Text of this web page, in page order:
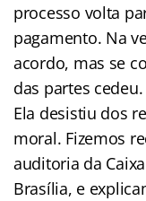
processo volta
pagamento. Na
acordo, mas se
das partes
Ela desistiu dos
moral. Fizemos
auditoria da
Brasília, e